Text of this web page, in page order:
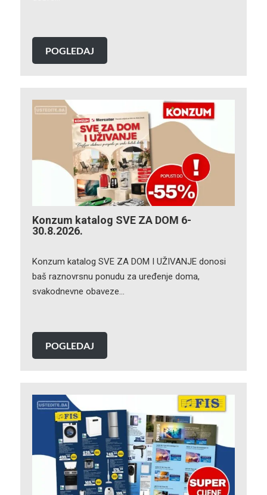
POGLEDAJ
Konzum katalog SVE ZA DOM 6-
30.8.2026.
Konzum katalog SVE ZA DOM I UŽIVANJE donosi
baš raznovrsnu ponudu za uređenje doma,
svakodnevne obaveze…
POGLEDAJ